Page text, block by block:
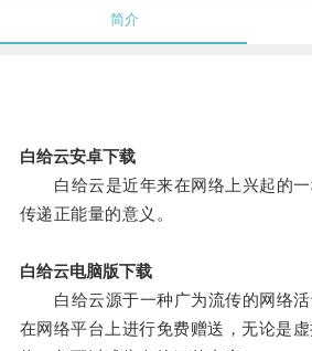
简介
白给云安卓下载
白给云是近年来在网络上兴起的一
传递正能量的意义。
白给云电脑版下载
白给云源于一种广为流传的网络活
在网络平台上进行免费赠送，无论是